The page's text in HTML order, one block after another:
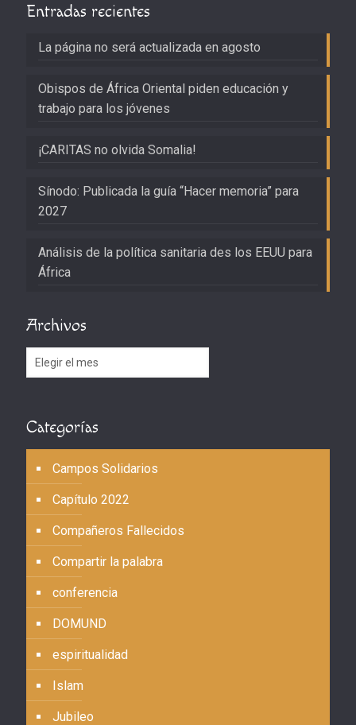
Entradas recientes
La página no será actualizada en agosto
Obispos de África Oriental piden educación y
trabajo para los jóvenes
¡CARITAS no olvida Somalia!
Sínodo: Publicada la guía “Hacer memoria” para
2027
Análisis de la política sanitaria des los EEUU para
África
Archivos
Archivos
Categorías
Campos Solidarios
Capítulo 2022
Compañeros Fallecidos
Compartir la palabra
conferencia
DOMUND
espiritualidad
Islam
Jubileo